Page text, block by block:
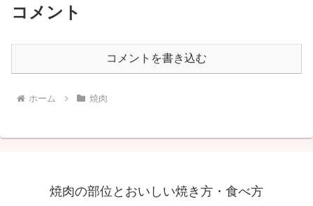
コメント
コメントを書き込む
ホーム 焼肉
焼肉の部位とおいしい焼き方・食べ方